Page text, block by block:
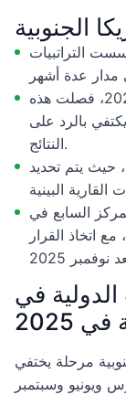
الجنوبية
و 2024، وأسست التراتبيات
تركزت في فترات 2024، فصلت هذه
بالرد على
النتائج.
الجولات النهائية، في 2025، حيث يتم تحديد
السابع في
مع اتخاذ القرار
الدولية في
2025
الجنوبية مرحلة يختفي
ويونيو وسبتمبر